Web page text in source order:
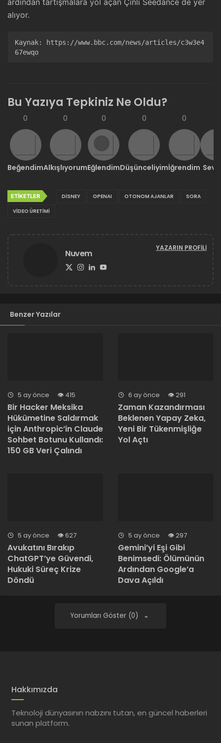
ardından tartışmalara yol açan Çinli Seedance de yer
alıyor.
Kaynak: https://www.bbc.com/news/articles/c3w3e4
67ewqo
Bu Yazıya Tepkiniz Ne Oldu?
0
Beğendim
0
Alkışlıyorum
0
Eğlendim
0
Düşünceliyim
0
İğrendim
ETIKETLER DISNEY OPENAI OTONOM AJANLAR
SORA
VIDEO ÜRETIMI
Nuvem YAZARIN PROFILI
Benzer Yazılar
5 ay önce 415
Bir Hacker Meksika
Hükümetine Saldırmak
için Anthropic’in Claude
Sohbet Botunu Kullandı:
150 GB Veri Çalındı
6 ay önce 291
Zaman Kazandırması
Beklenen Yapay Zeka,
Yeni Bir Tükenmişliğe
Yol Açtı
5 ay önce 627
Avukatını Bırakıp
ChatGPT’ye Güvendi,
Hukuki Süreç Krize
Döndü
5 ay önce 297
Gemini’yi Eşi Gibi
Benimsedi: Ölümünün
Ardından Google’a
Dava Açıldı
Yorumları Göster (0)
Hakkımızda
Teknoloji dünyasının nabzını tutan, en güncel haberleri
sunan platform.